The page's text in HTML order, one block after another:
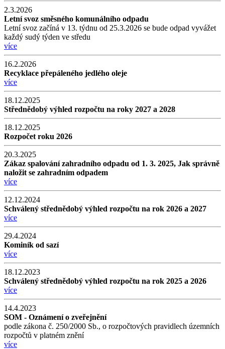
2.3.2026
Letní svoz směsného komunálního odpadu
Letní svoz začíná v 13. týdnu od 25.3.2026 se bude odpad vyvážet
každý sudý týden ve středu
více
16.2.2026
Recyklace přepáleného jedlého oleje
více
18.12.2025
Střednědobý výhled rozpočtu na roky 2027 a 2028
18.12.2025
Rozpočet roku 2026
20.3.2025
Zákaz spalování zahradního odpadu od 1. 3. 2025, Jak správně
naložit se zahradním odpadem
více
12.12.2024
Schválený střednědobý výhled rozpočtu na rok 2026 a 2027
více
29.4.2024
Kominík od sazí
více
18.12.2023
Schválený střednědobý výhled rozpočtu na rok 2025 a 2026
více
14.4.2023
SOM - Oznámení o zveřejnění
podle zákona č. 250/2000 Sb., o rozpočtových pravidlech územních
rozpočtů v platném znění
více